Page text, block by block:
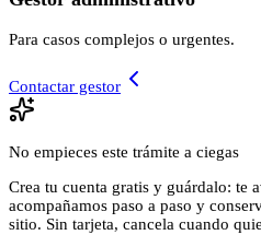
Para casos complejos o urgentes.
Contactar gestor
No empieces este trámite a ciegas
Crea tu cuenta gratis y guárdalo: te
acompañamos paso a paso y
sitio. Sin tarjeta, cancela cuando